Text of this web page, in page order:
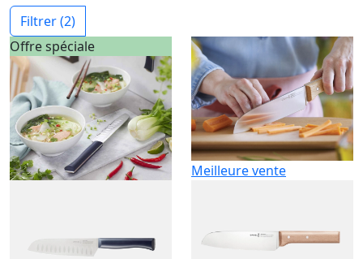
Filtrer(2)
Offre spéciale
Meilleure vente